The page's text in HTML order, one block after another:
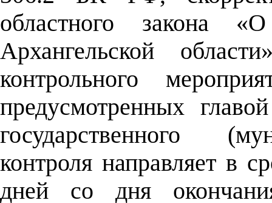
областного закона «О
Архангельской
контрольного
предусмотренных
государственного
контроля направляет в
дней со дня